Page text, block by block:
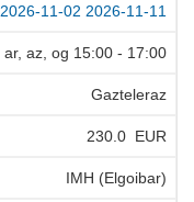
2026-11-02 2026-11-11
ar, az, og 15:00 - 17:00
Gazteleraz
230.0 EUR
IMH (Elgoibar)